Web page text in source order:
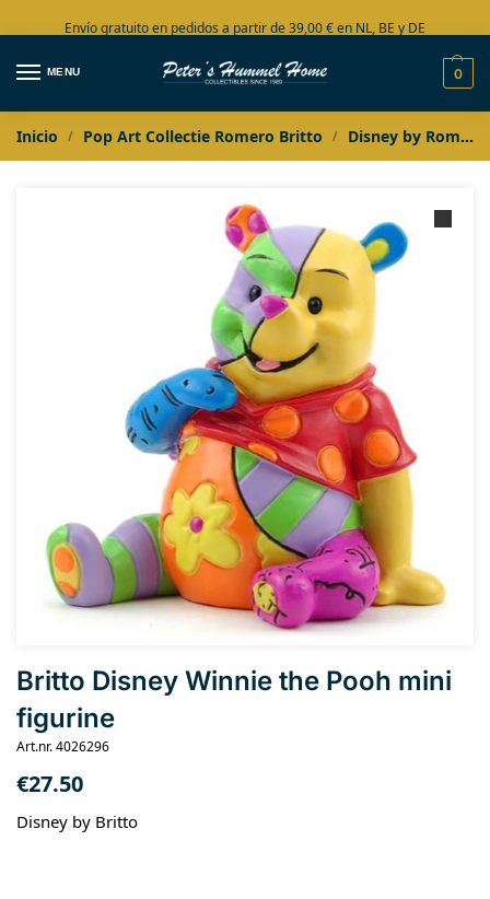
Envío gratuito en pedidos a partir de 39,00 € en NL, BE y DE
Amplia colección en stock
MENU 0
Inicio / Pop Art Collectie Romero Britto / Disney by Romero Britto
Britto Disney Winnie the Pooh mini
figurine
Art.nr. 4026296
€27.50
Disney by Britto